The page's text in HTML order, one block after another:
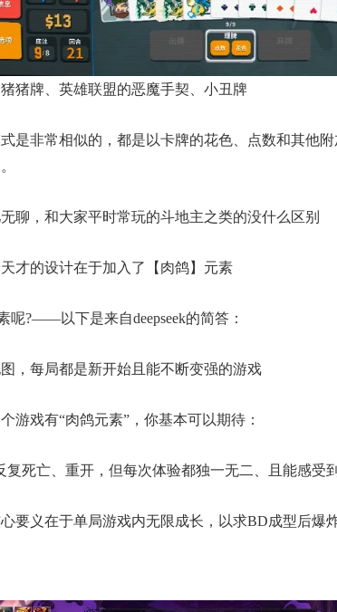
猪猪牌、英雄联盟的恶魔手契、小丑牌
是非常相似的，都是以卡牌的花色、点数和其他
聊，和大家平时常玩的斗地主之类的没什么区别
才的设计在于加入了【肉鸽】元素
呢?——以下是来自deepseek的简答：
，每局都是新开始且能不断变强的游戏
游戏有“肉鸽元素”，你基本可以期待：
复死亡、重开，但每次体验都独一无二、且能感受
要义在于单局游戏内无限成长，以求BD成型后爆